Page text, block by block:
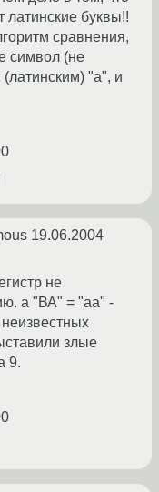
латинские буквы!!
сравнения,
символ (не
(латинским) "a", и
19.06.2004
не
а "ВА" = "аа" -
неизвестных
злые
9.